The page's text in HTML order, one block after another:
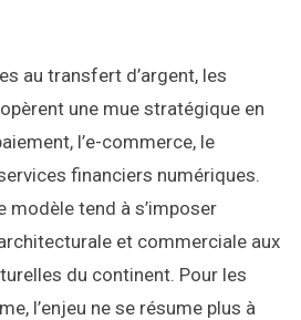
au transfert d’argent, les
une mue stratégique en
l’e-commerce, le
financiers numériques.
modèle tend à s’imposer
et commerciale aux
du continent. Pour les
l’enjeu ne se résume plus à